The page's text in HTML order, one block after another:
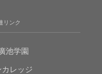
リンク
池学園
カレッジ